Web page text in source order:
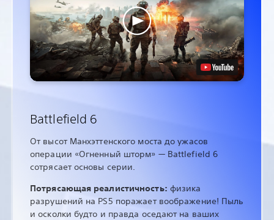
Battlefield 6
От высот Манхэттенского моста до ужасов
операции «Огненный шторм» — Battlefield 6
сотрясает основы серии.
Потрясающая реалистичность: физика
разрушений на PS5 поражает воображение! Пыль
и осколки будто и правда оседают на ваших